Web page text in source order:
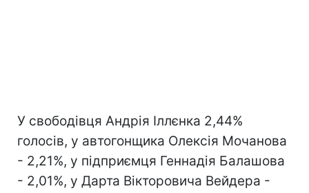
У свободівця Андрія Іллєнка 2,44%
голосів, у автогонщика Олексія Мочанова
- 2,21%, у підприємця Геннадія Балашова
- 2,01%, у Дарта Вікторовича Вейдера -